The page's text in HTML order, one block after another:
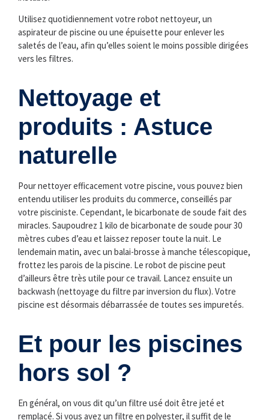
Utilisez quotidiennement votre robot nettoyeur, un
aspirateur de piscine ou une épuisette pour enlever les
saletés de l’eau, afin qu’elles soient le moins possible dirigées
vers les filtres.
Nettoyage et
produits : Astuce
naturelle
Pour nettoyer efficacement votre piscine, vous pouvez bien
entendu utiliser les produits du commerce, conseillés par
votre pisciniste. Cependant, le bicarbonate de soude fait des
miracles. Saupoudrez 1 kilo de bicarbonate de soude pour 30
mètres cubes d’eau et laissez reposer toute la nuit. Le
lendemain matin, avec un balai-brosse à manche télescopique,
frottez les parois de la piscine. Le robot de piscine peut
d’ailleurs être très utile pour ce travail. Lancez ensuite un
backwash (nettoyage du filtre par inversion du flux). Votre
piscine est désormais débarrassée de toutes ses impuretés.
Et pour les piscines
hors sol ?
En général, on vous dit qu’un filtre usé doit être jeté et
remplacé. Si vous avez un filtre en polyester, il suffit de le